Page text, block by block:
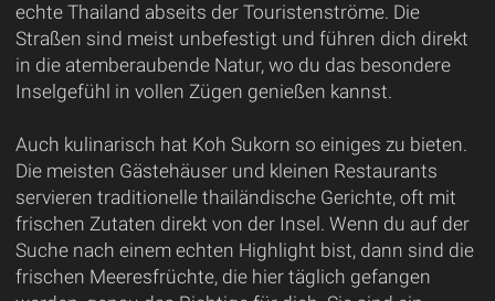
echte Thailand abseits der Touristenströme. Die
Straßen sind meist unbefestigt und führen dich direkt
in die atemberaubende Natur, wo du das besondere
Inselgefühl in vollen Zügen genießen kannst.
Auch kulinarisch hat Koh Sukorn so einiges zu bieten.
Die meisten Gästehäuser und kleinen Restaurants
servieren traditionelle thailändische Gerichte, oft mit
frischen Zutaten direkt von der Insel. Wenn du auf der
Suche nach einem echten Highlight bist, dann sind die
frischen Meeresfrüchte, die hier täglich gefangen